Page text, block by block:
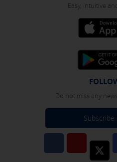
Easy, intuitive
Do not miss any
Subscribe
Click here to disable optional cookies
You can reconfigure your cookies